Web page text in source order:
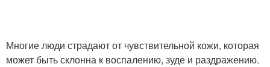
Многие люди страдают от чувствительной кожи, которая
может быть склонна к воспалению, зуде и раздражению.